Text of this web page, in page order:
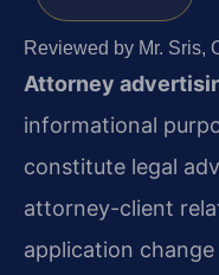
Reviewed by Mr. Sris,
Attorney
informational
constitute legal
attorney-client
application